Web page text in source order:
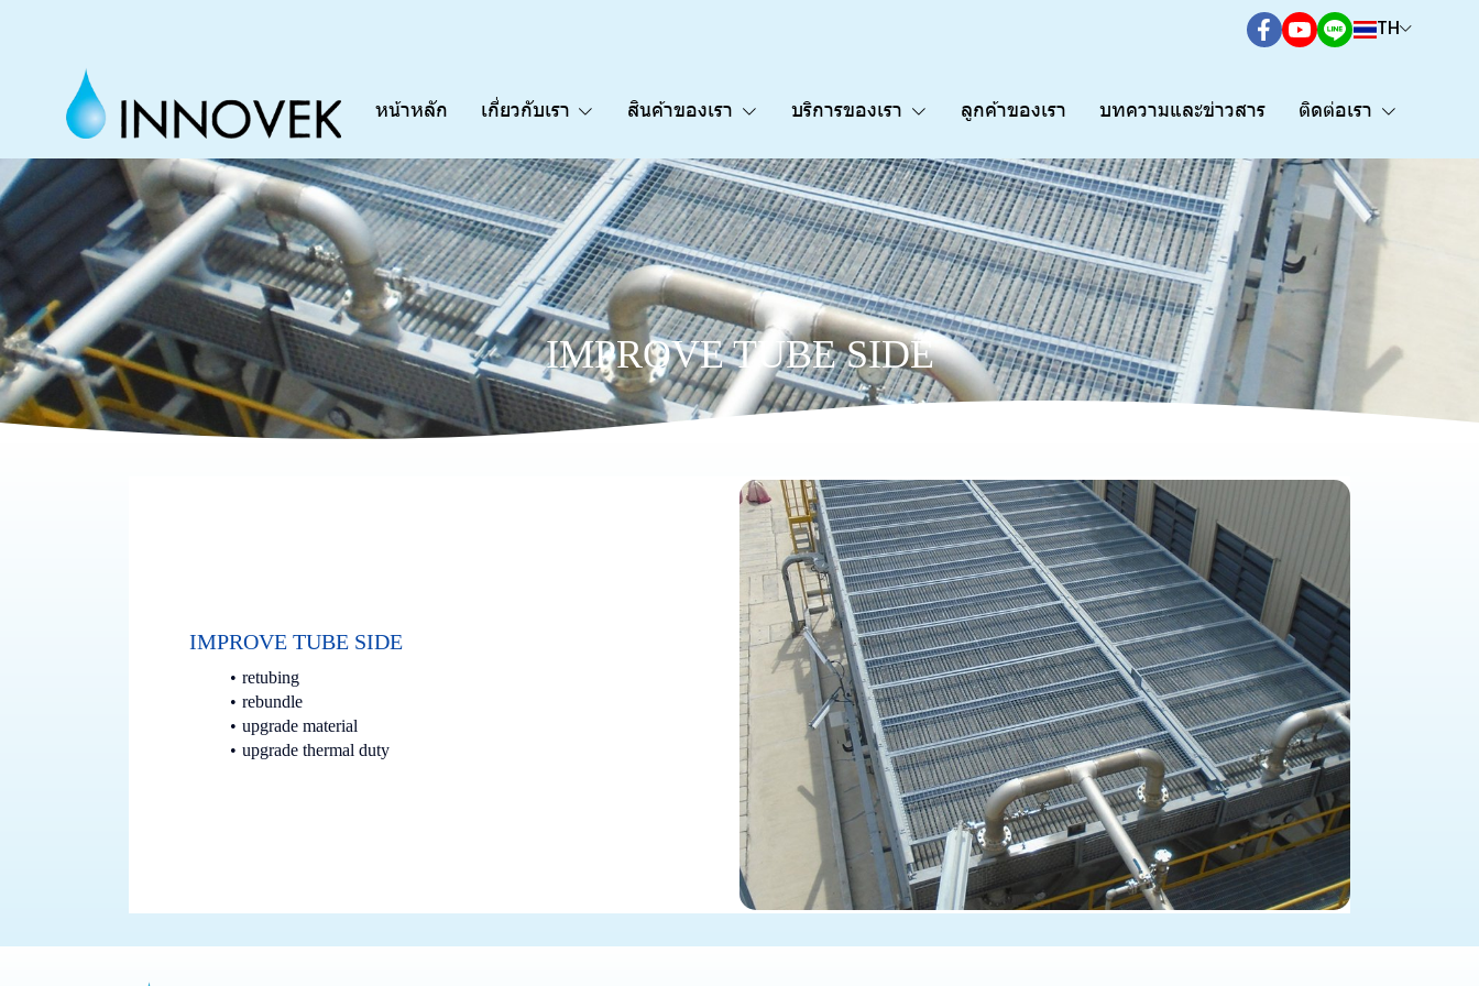
TH
หน้าหลัก เกี่ยวกับเรา สินค้าของเรา บริการของเรา ลูกค้าของเรา บทความและข่าวสาร ติดต่อเรา
IMPROVETUBESIDE
IMPROVE TUBE SIDE
retubing
rebundle
upgrade material
upgrade thermal duty